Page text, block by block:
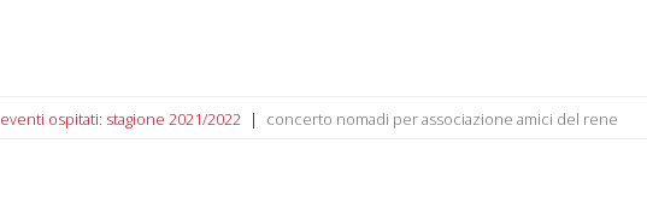
eventi ospitati: stagione 2021/2022 concerto nomadi per associazione amici del rene